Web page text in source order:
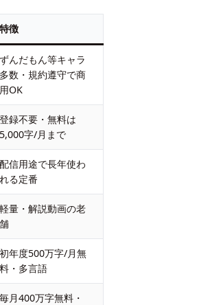
特徴
ずんだもん等キャラ
多数・規約遵守で商
用OK
登録不要・無料は
5,000字/月まで
配信用途で長年使わ
れる定番
軽量・解説動画の老
舗
初年度500万字/月無
料・多言語
毎月400万字無料・